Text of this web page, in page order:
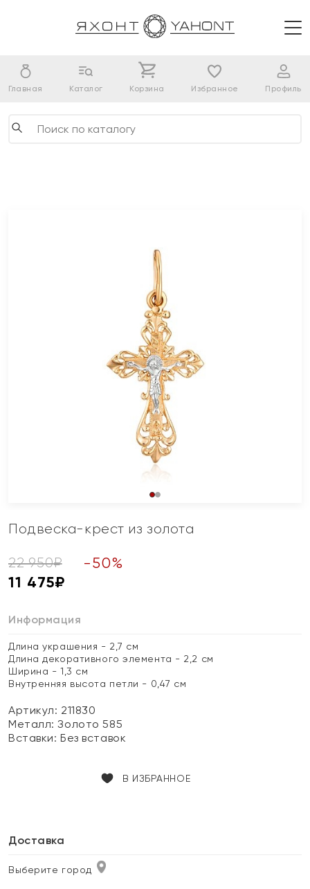
Главная Каталог Корзина Избранное Профиль
Подвеска-крест из золота
22 950₽ -50%
11 475₽
Информация
Длина украшения - 2,7 см
Длина декоративного элемента - 2,2 см
Ширина - 1,3 см
Внутренняя высота петли - 0,47 см
Артикул: 211830
Металл:Золото 585
Вставки:Без вставок
В ИЗБРАННОЕ
Доставка
Выберите город